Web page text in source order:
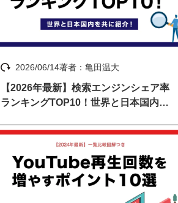
セージ（岩野圭佑）
セージ（株本祐己）
ナー
クター
2026/06/14著者：亀田温大
【2026年最新】検索エンジンシェア率
ランキングTOP10！世界と日本国内を